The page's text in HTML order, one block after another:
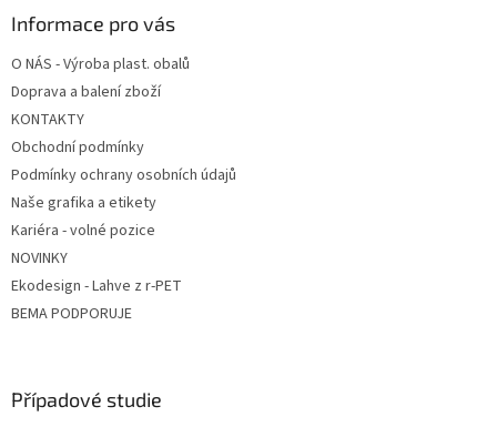
Informace pro vás
O NÁS - Výroba plast. obalů
Doprava a balení zboží
KONTAKTY
Obchodní podmínky
Podmínky ochrany osobních údajů
Naše grafika a etikety
Kariéra - volné pozice
NOVINKY
Ekodesign - Lahve z r-PET
BEMA PODPORUJE
Případové studie